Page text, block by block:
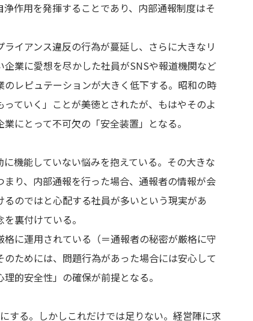
作用を発揮することであり、内部通報制度はそ
イアンス違反の行為が蔓延し、さらに大きなリ
業に愛想を尽かした社員がSNSや報道機関など
レピュテーションが大きく低下する。昭和の時
ていく」ことが美徳とされたが、もはやそのよ
にとって不可欠の「安全装置」となる。
機能していない悩みを抱えている。その大きな
り、内部通報を行った場合、通報者の情報が会
のではと心配する社員が多いという現実があ
裏付けている。
に運用されている（＝通報者の秘密が厳格に守
ためには、問題行為があった場合には安心して
的安全性」の確保が前提となる。
する。しかしこれだけでは足りない。経営陣に求